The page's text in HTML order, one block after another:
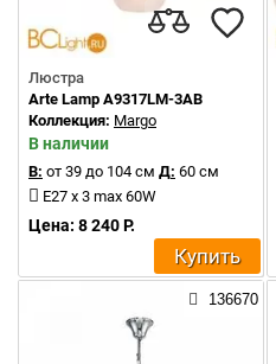
Люстра
Arte Lamp A9317LM-3AB
Коллекция: Margo
В наличии
В: от 39 до 104 см Д: 60 см
E27 x 3 max 60W
Цена: 8 240 Р.
Купить
136670